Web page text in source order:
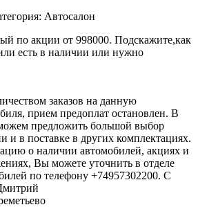
Автосалон
по акции от 998000. Подскажите,как
есть в наличии или нужно
заказов на данную
прием предоплат остановлен. В
предложить большой выбор
и в поставке в других комплектациях.
о наличии автомобилей, акциях и
Вы можете уточнить в отделе
по телефону +74957302200. С